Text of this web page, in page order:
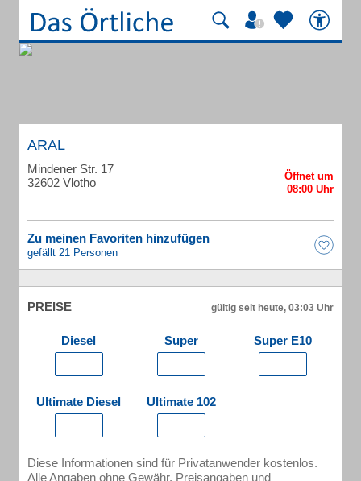
ARAL
Mindener Str. 17
32602 Vlotho
Zu meinen Favoriten hinzufügen
gefällt 21 Personen
PREISE gültig seit heute, 03:03 Uhr
Diesel Super Super E10
Ultimate Diesel Ultimate 102
Diese Informationen sind für Privatanwender kostenlos.
Alle Angaben ohne Gewähr. Preisangaben und